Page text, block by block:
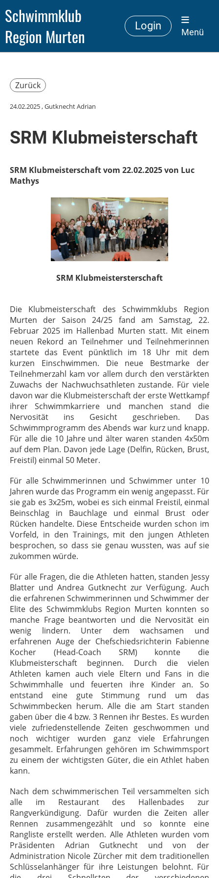
Schwimmklub
Region Murten
Login
Menü
Zurück
24.02.2025, Gutknecht Adrian
SRM Klubmeisterschaft
SRM Klubmeisterschaft vom 22.02.2025 von Luc
Mathys
SRM Klubmeistersterschaft
Die Klubmeisterschaft des Schwimmklubs Region
Murten der Saison 24/25 fand am Samstag, 22.
Februar 2025 im Hallenbad Murten statt. Mit einem
neuen Rekord an Teilnehmer und Teilnehmerinnen
startete das Event pünktlich im 18 Uhr mit dem
kurzen Einschwimmen. Die neue Bestmarke der
Teilnehmerzahl kam vor allem durch den verstärkten
Zuwachs der Nachwuchsathleten zustande. Für viele
davon war die Klubmeisterschaft der erste Wettkampf
ihrer Schwimmkarriere und manchen stand die
Nervosität ins Gesicht geschrieben. Das
Schwimmprogramm des Abends war kurz und knapp.
Für alle die 10 Jahre und älter waren standen 4x50m
auf dem Plan. Davon jede Lage (Delfin, Rücken, Brust,
Freistil) einmal 50 Meter.
Für alle Schwimmerinnen und Schwimmer unter 10
Jahren wurde das Programm ein wenig angepasst. Für
sie gab es 3x25m, wobei es sich einmal Freistil, einmal
Beinschlag in Bauchlage und einmal Brust oder
Rücken handelte. Diese Entscheide wurden schon im
Vorfeld, in den Trainings, mit den jungen Athleten
besprochen, so dass sie genau wussten, was auf sie
zukommen würde.
Für alle Fragen, die die Athleten hatten, standen Jessy
Blatter und Andrea Gutknecht zur Verfügung. Auch
die erfahrenen Schwimmerinnen und Schwimmer der
Elite des Schwimmklubs Region Murten konnten so
manche Frage beantworten und die Nervosität ein
wenig lindern. Unter dem wachsamen und
erfahrenen Auge der Chefschiedsrichterin Fabienne
Kocher (Head-Coach SRM) konnte die
Klubmeisterschaft beginnen. Durch die vielen
Athleten kamen auch viele Eltern und Fans in die
Schwimmhalle und feuerten ihre Kinder an. So
entstand eine gute Stimmung rund um das
Schwimmbecken herum. Alle die am Start standen
gaben über die 4 bzw. 3 Rennen ihr Bestes. Es wurden
viele zufriedenstellende Zeiten geschwommen und
noch wichtiger wurden ganz viele Erfahrungen
gesammelt. Erfahrungen gehören im Schwimmsport
zu einem der wichtigsten Güter, die ein Athlet haben
kann.
Nach dem schwimmerischen Teil versammelten sich
alle im Restaurant des Hallenbades zur
Rangverkündigung. Dafür wurden die Zeiten aller
Rennen zusammengezählt und so konnte eine
Rangliste erstellt werden. Alle Athleten wurden vom
Präsidenten Adrian Gutknecht und von der
Administration Nicole Zürcher mit dem traditionellen
Schlüsselanhänger für ihre Leistungen belohnt. Für